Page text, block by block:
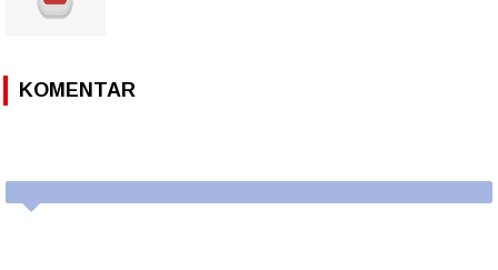
KOMENTAR